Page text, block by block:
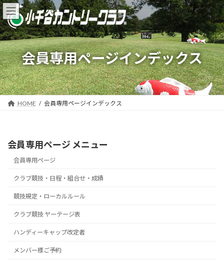
コ
ン
テ
ン
ツ
へ
ス
キ
ッ
プ
ナ
ビ
ゲ
ー
シ
ョ
ン
に
移
動
会員専用ページインデックス
HOME 会員専用ページインデックス
会員専用ページ メニュー
会員専用ページ
クラブ競技・日程・組合せ・成績
競技規定・ローカルルール
クラブ競技 ヤーテージ表
ハンディーキャップ改定者
メンバー様ご予約